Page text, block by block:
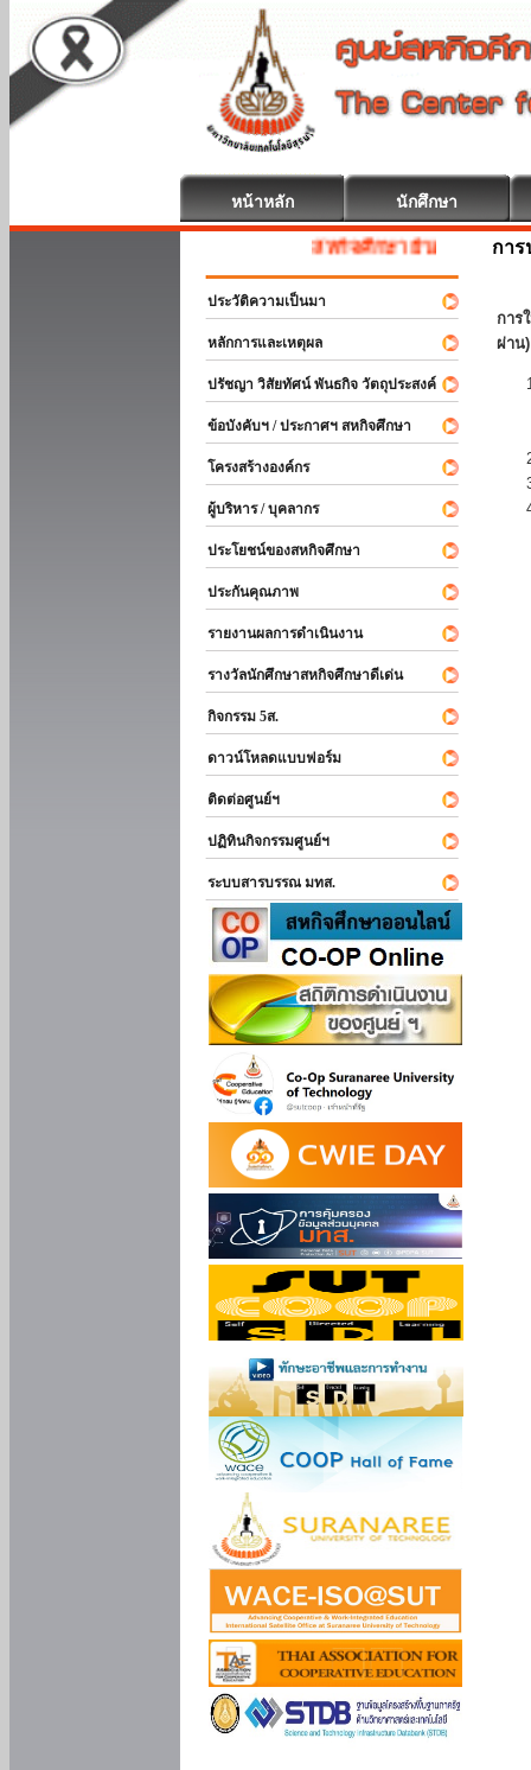
หน้าหลัก นักศึกษา
สหกิจศึกษา ยินดีต้อนรับ
ประวัติความเป็นมา
หลักการและเหตุผล
ปรัชญา วิสัยทัศน์ พันธกิจ วัตถุประสงค์
ข้อบังคับฯ / ประกาศฯ สหกิจศึกษา
โครงสร้างองค์กร
ผู้บริหาร / บุคลากร
ประโยชน์ของสหกิจศึกษา
ประกันคุณภาพ
รายงานผลการดำเนินงาน
รางวัลนักศึกษาสหกิจศึกษาดีเด่น
กิจกรรม 5ส.
ดาวน์โหลดแบบฟอร์ม
ติดต่อศูนย์ฯ
ปฏิทินกิจกรรมศูนย์ฯ
ระบบสารบรรณ มทส.
กา
การ
ผ่าน